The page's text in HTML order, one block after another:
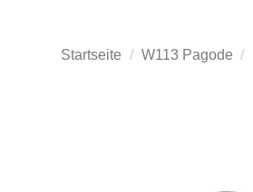
Startseite W113 Pagode